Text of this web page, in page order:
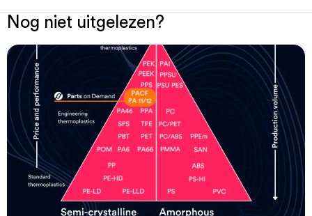
Nog niet uitgelezen?